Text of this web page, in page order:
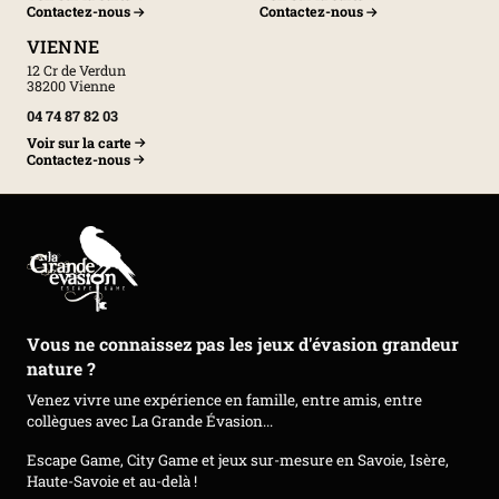
Contactez-nous
Contactez-nous
VIENNE
12 Cr de Verdun
38200 Vienne
04 74 87 82 03
Voir sur la carte
Contactez-nous
Vous ne connaissez pas les jeux d'évasion grandeur
nature ?
Venez vivre une expérience en famille, entre amis, entre
collègues avec La Grande Évasion...
Escape Game, City Game et jeux sur-mesure en Savoie, Isère,
Haute-Savoie et au-delà !